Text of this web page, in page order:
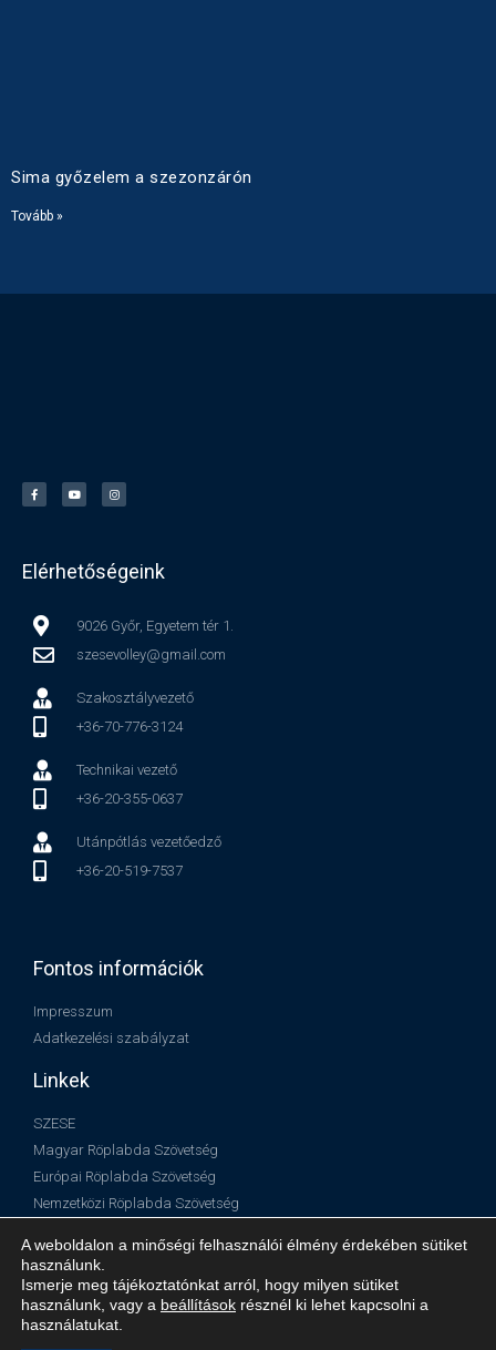
Sima győzelem a szezonzárón
Tovább »
Elérhetőségeink
9026 Győr, Egyetem tér 1.
szesevolley@gmail.com
Szakosztályvezető
+36-70-776-3124
Technikai vezető
+36-20-355-0637
Utánpótlás vezetőedző
+36-20-519-7537
Fontos információk
Impresszum
Adatkezelési szabályzat
Linkek
SZESE
Magyar Röplabda Szövetség
Európai Röplabda Szövetség
Nemzetközi Röplabda Szövetség
A weboldalon a minőségi felhasználói élmény érdekében sütiket
használunk.
Ismerje meg tájékoztatónkat arról, hogy milyen sütiket
használunk, vagy a beállítások résznél ki lehet kapcsolni a
használatukat.